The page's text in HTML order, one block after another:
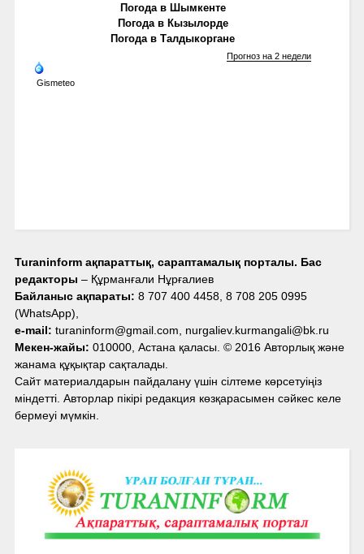
Погода в Шымкенте
Погода в Кызылорде
Погода в Талдыкоргане
Gismeteo
Прогноз на 2 недели
Turaninform ақпараттық, сараптамалық порталы. Бас
редакторы – Құрманғали Нұрғалиев
Байланыс ақпараты: 8 707 400 4458, 8 708 205 0995
(WhatsApp),
e-mail: turaninform@gmail.com, nurgaliev.kurmangali@bk.ru
Мекен-жайы: 010000, Астана қаласы. © 2016 Авторлық және
жанама құқықтар сақталады.
Сайт материалдарын пайдалану үшін сілтеме көрсетуіңіз
міндетті. Авторлар пікірі редакция көзқарасымен сәйкес келе
бермеуі мүмкін.